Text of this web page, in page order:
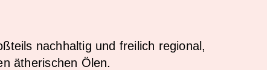
nachhaltig und freilich regional,
ätherischen Ölen.